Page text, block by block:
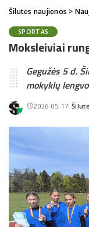
Šilutės naujienos >
SPORTAS
Moksleiviai
Gegužės 5 d.
mokyklų
2026-05-17